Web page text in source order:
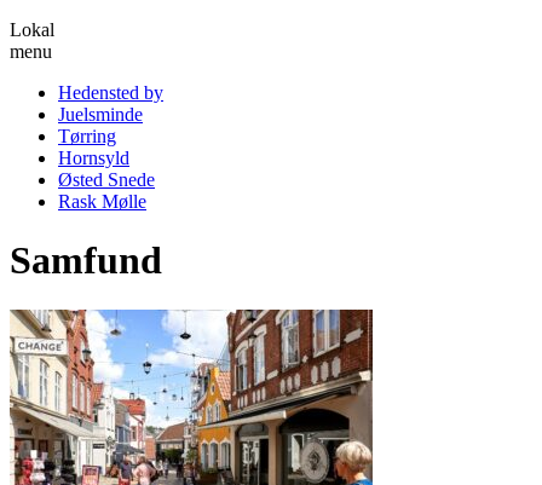
Lokal
menu
Hedensted by
Juelsminde
Tørring
Hornsyld
Østed Snede
Rask Mølle
Samfund